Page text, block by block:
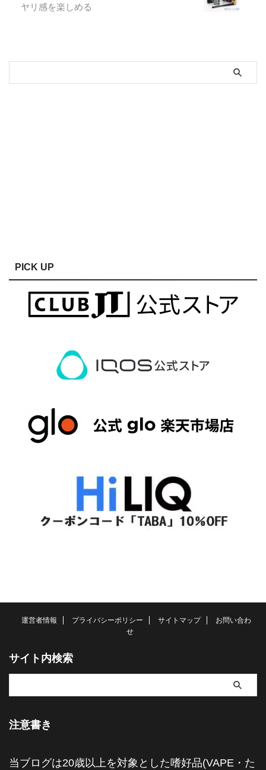
ヤリ感を楽しめる
PICK UP
運営者情報 プライバシーポリシー サイトマップ
お問い合わ
せ
サイト内検索
注意書き
当ブログは20歳以上を対象とした嗜好品(VAPE・た